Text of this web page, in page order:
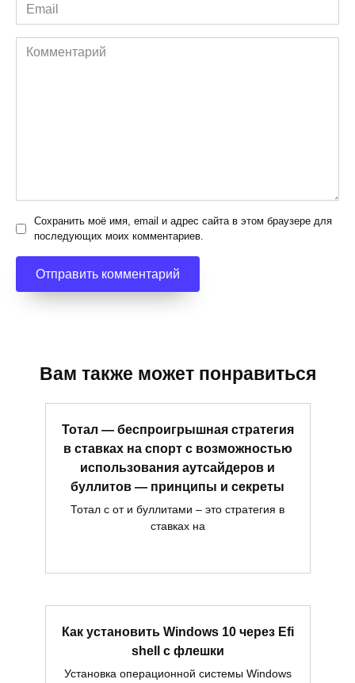
Email
*
Комментарий
Сохранить моё имя, email и адрес сайта в этом браузере для
последующих моих комментариев.
Вам также может понравиться
Тотал — беспроигрышная стратегия
в ставках на спорт с возможностью
использования аутсайдеров и
буллитов — принципы и секреты
Тотал с от и буллитами – это стратегия в
ставках на
Как установить Windows 10 через Efi
shell с флешки
Установка операционной системы Windows